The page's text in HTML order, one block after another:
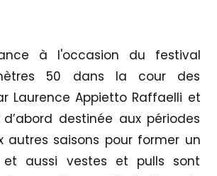
à l'occasion du festival
50 dans la cour des
Laurence Appietto Raffaelli et
destinée aux périodes
autres saisons pour former un
et aussi vestes et pulls sont